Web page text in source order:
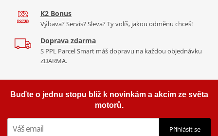
K2 Bonus
Výbava? Servis? Sleva? Ty volíš, jakou odměnu chceš!
Doprava zdarma
S PPL Parcel Smart máš dopravu na každou objednávku
ZDARMA.
Buďte o jednu stopu blíž k novinkám a akcím ze světa
motorů.
Přihlásit se